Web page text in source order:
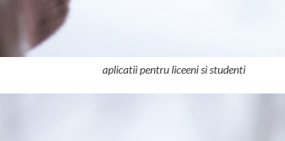
aplicatii pentru liceeni si studenti